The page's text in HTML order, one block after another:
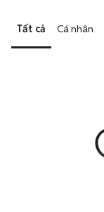
Tất cả Cá nhân